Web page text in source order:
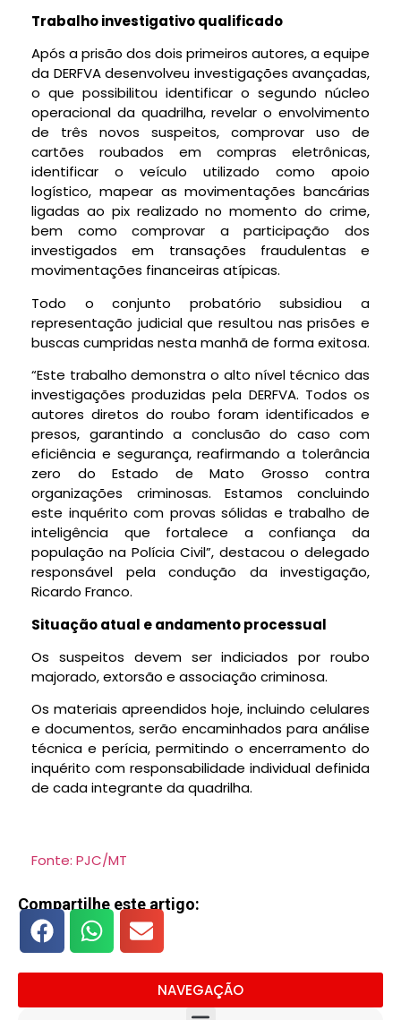
Trabalho investigativo qualificado
Após a prisão dos dois primeiros autores, a equipe
da DERFVA desenvolveu investigações avançadas,
o que possibilitou identificar o segundo núcleo
operacional da quadrilha, revelar o envolvimento
de três novos suspeitos, comprovar uso de
cartões roubados em compras eletrônicas,
identificar o veículo utilizado como apoio
logístico, mapear as movimentações bancárias
ligadas ao pix realizado no momento do crime,
bem como comprovar a participação dos
investigados em transações fraudulentas e
movimentações financeiras atípicas.
Todo o conjunto probatório subsidiou a
representação judicial que resultou nas prisões e
buscas cumpridas nesta manhã de forma exitosa.
“Este trabalho demonstra o alto nível técnico das
investigações produzidas pela DERFVA. Todos os
autores diretos do roubo foram identificados e
presos, garantindo a conclusão do caso com
eficiência e segurança, reafirmando a tolerância
zero do Estado de Mato Grosso contra
organizações criminosas. Estamos concluindo
este inquérito com provas sólidas e trabalho de
inteligência que fortalece a confiança da
população na Polícia Civil”, destacou o delegado
responsável pela condução da investigação,
Ricardo Franco.
Situação atual e andamento processual
Os suspeitos devem ser indiciados por roubo
majorado, extorsão e associação criminosa.
Os materiais apreendidos hoje, incluindo celulares
e documentos, serão encaminhados para análise
técnica e perícia, permitindo o encerramento do
inquérito com responsabilidade individual definida
de cada integrante da quadrilha.
Fonte: PJC/MT
Compartilhe este artigo:
NAVEGAÇÃO